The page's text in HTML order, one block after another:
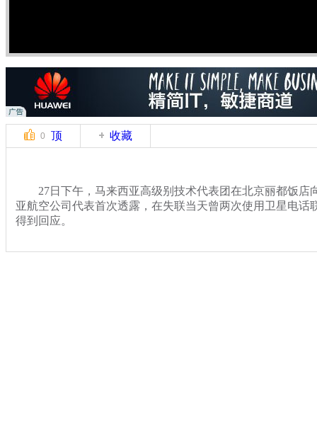
0 顶 收藏
27日下午，马来西亚高级别技术代表团在北京丽都饭店
亚航空公司代表首次透露，在失联当天曾两次使用卫星电话
得到回应。